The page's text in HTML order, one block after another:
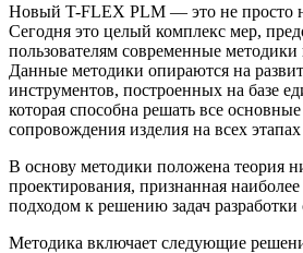
Новый T-FLEX PLM — это не просто
Сегодня это целый комплекс мер,
пользователям современные методики
Данные методики опираются на
инструментов, построенных на базе
которая способна решать все
сопровождения изделия на всех
В основу методики положена теория
проектирования, признанная
подходом к решению задач
Методика включает следующие